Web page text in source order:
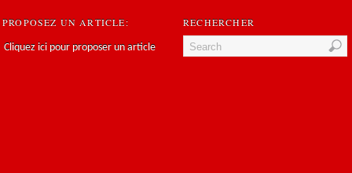
PROPOSEZ UN ARTICLE:
Cliquez ici pour proposer un article
RECHERCHER